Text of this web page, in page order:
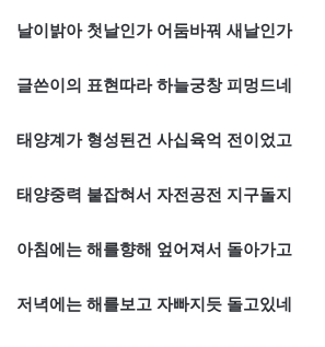
날이밝아 첫날인가 어둠바꿔 새날인가
글쓴이의 표현따라 하늘궁창 피멍드네
태양계가 형성된건 사십육억 전이었고
태양중력 붙잡혀서 자전공전 지구돌지
아침에는 해를향해 엎어져서 돌아가고
저녁에는 해를보고 자빠지듯 돌고있네